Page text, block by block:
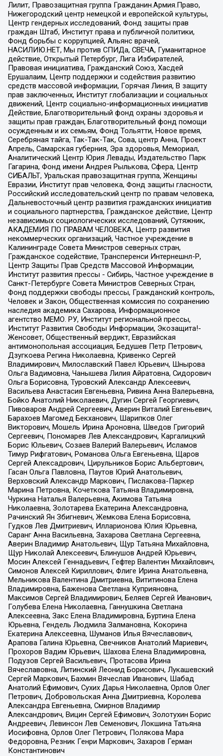
Лилит, Правозащитная группа Гражданин.Армия.Право,
Нижегородский центр немецкой и европейской культуры,
Центр гендерных исследований, Фонд защиты прав
граждан Штаб, Институт права и публичной политики,
Фонд борьбы с коррупцией, Альянс врачей,
НАСИЛИЮ.НЕТ, Мы против СПИДа, СВЕЧА, Гуманитарное
действие, Открытый Петербург, Лига Избирателей,
Правовая инициатива, Гражданский Союз, Хасдей
Ерушалаим, Центр поддержки и содействия развитию
средств массовой информации, Горячая Линия, В защиту
прав заключенных, Институт глобализации и социальных
движений, Центр социально-информационных инициатив
Действие, Благотворительный фонд охраны здоровья и
защиты прав граждан, Благотворительный фонд помощи
осужденным и их семьям, Фонд Тольятти, Новое время,
Серебряная тайга, Так-Так-Так, Сова, центр Анна, Проект
Апрель, Самарская губерния, Эра здоровья, Мемориал,
Аналитический Центр Юрия Левады, Издательство Парк
Гагарина, Фонд имени Андрея Рылькова, Сфера, Центр
СИБАЛЬТ, Уральская правозащитная группа, Женщины
Евразии, Институт прав человека, Фонд защиты гласности,
Российский исследовательский центр по правам человека,
Дальневосточный центр развития гражданских инициатив
и социального партнерства, Гражданское действие, Центр
независимых социологических исследований, Сутяжник,
АКАДЕМИЯ ПО ПРАВАМ ЧЕЛОВЕКА, Центр развития
некоммерческих организаций, Частное учреждение в
Калининграде Совета Министров северных стран,
Гражданское содействие, Трансперенси Интернешнл-Р,
Центр Защиты Прав Средств Массовой Информации,
Институт развития прессы - Сибирь, Частное учреждение в
Санкт-Петербурге Совета Министров Северных Стран,
Фонд поддержки свободы прессы, Гражданский контроль,
Человек и Закон, Общественная комиссия по сохранению
наследия академика Сахарова, Информационное
агентство МЕМО. РУ, Институт региональной прессы,
Институт Развития Свободы Информации, Экозащита!-
Женсовет, Общественный вердикт, Евразийская
антимонопольная ассоциация, Бедушев Петр Петрович,
Дзугкоева Регина Николаевна, Кривенко Сергей
Владимирович, Милославский Павел Юрьевич, Шнырова
Ольга Вадимовна, Чанышева Лилия Айратовна, Сидорович
Ольга Борисовна, Туровский Александр Алексеевич,
Васильева Анастасия Евгеньевна, Ривина Анна Валерьевна,
Бойко Анатолий Николаевич, Дугин Сергей Георгиевич,
Пивоваров Андрей Сергеевич, Аверин Виталий Евгеньевич,
Барахоев Магомед Бекханович, Шарипков Олег
Викторович, Мошель Ирина Ароновна, Шведов Григорий
Сергеевич, Пономарев Лев Александрович, Каргалицкий
Борис Юльевич, Созаев Валерий Валерьевич, Исламов
Тимур Рифгатович, Романова Ольга Евгеньевна, Щаров
Сергей Алексадрович, Цирульников Борис Альбертович,
Гасан Ольга Павловна, Паутов Юрий Анатольевич,
Верховский Александр Маркович, Пислакова-Паркер
Марина Петровна, Кочеткова Татьяна Владимировна,
Чуркина Наталья Валерьевна, Акимова Татьяна
Николаевна, Золотарева Екатерина Александровна,
Рачинский Ян Збигневич, Жемкова Елена Борисовна,
Гудков Лев Дмитриевич, Илларионова Юлия Юрьевна,
Саранг Анна Васильевна, Захарова Светлана Сергеевна,
Аверин Владимир Анатольевич, Щур Татьяна Михайловна,
Щур Николай Алексеевич, Блинушов Андрей Юрьевич,
Мосин Алексей Геннадьевич, Гефтер Валентин Михайлович,
Симонов Алексей Кириллович, Флиге Ирина Анатольевна,
Мельникова Валентина Дмитриевна, Вититинова Елена
Владимировна, Баженова Светлана Куприяновна,
Максимов Сергей Владимирович, Беляев Сергей Иванович,
Голубева Елена Николаевна, Ганнушкина Светлана
Алексеевна, Закс Елена Владимировна, Буртина Елена
Юрьевна, Гендель Людмила Залмановна, Кокорина
Екатерина Алексеевна, Шуманов Илья Вячеславович,
Арапова Галина Юрьевна, Свечников Анатолий Мариевич,
Прохоров Вадим Юрьевич, Шахова Елена Владимировна,
Подузов Сергей Васильевич, Протасова Ирина
Вячеславовна, Литинский Леонид Борисович, Лукашевский
Сергей Маркович, Бахмин Вячеслав Иванович, Шабад
Анатолий Ефимович, Сухих Дарья Николаевна, Орлов Олег
Петрович, Добровольская Анна Дмитриевна, Королева
Александра Евгеньевна, Смирнов Владимир
Александрович, Вицин Сергей Ефимович, Золотухин Борис
Андреевич, Левинсон Лев Семенович, Локшина Татьяна
Иосифовна, Орлов Олег Петрович, Полякова Мара
Федоровна, Резник Генри Маркович, Захаров Герман
Константинович